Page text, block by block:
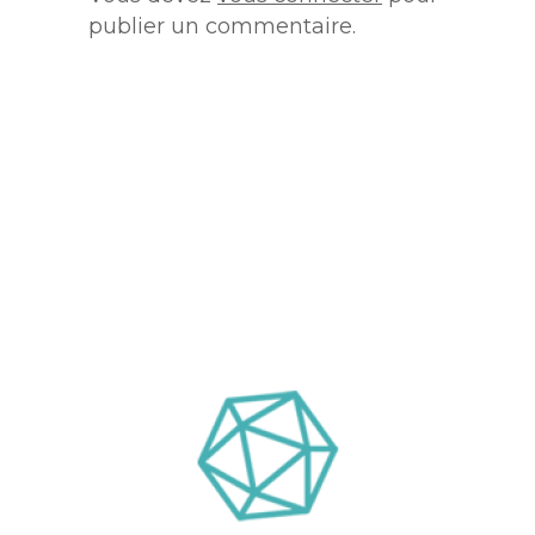
publier un commentaire.